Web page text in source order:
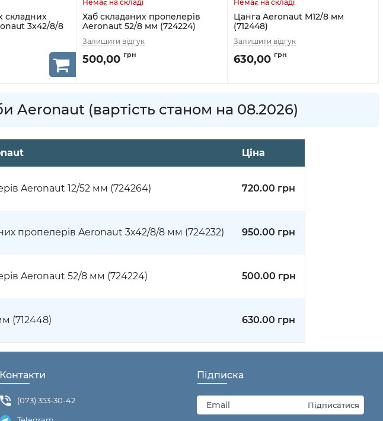
складних
3x42/8/8
Хаб складаних пропелерів
Aeronaut 52/8 мм (724224)
500,00
Цанга Aeronaut M12/8 мм
(712448)
630,00
Aeronaut (вартість станом на 08.2026)
Ціна
Aeronaut 12/52 мм (724264) 720.00 грн
пропелерів Aeronaut 3x42/8/8 мм (724232) 950.00 грн
Aeronaut 52/8 мм (724224) 500.00 грн
(712448) 630.00 грн
Контакти
(073) 353-30-42
Підписка
Підписатися